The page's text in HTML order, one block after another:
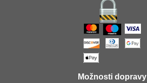
Možnosti dopravy